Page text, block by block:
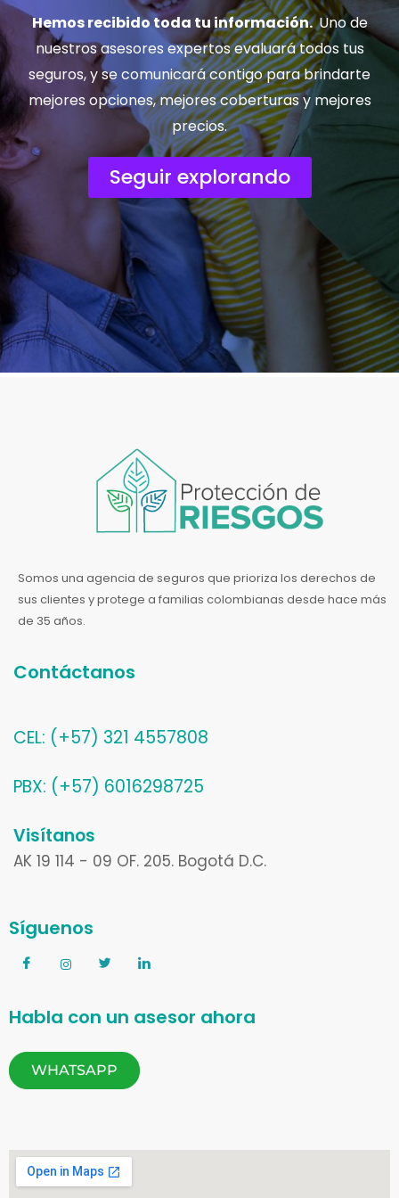
Hemos recibido toda tu información.Uno de
nuestros asesores expertos evaluará todos tus
seguros, y se comunicará contigo para brindarte
mejores opciones, mejores coberturas y mejores
precios.
Seguir explorando
Somos una agencia de seguros que prioriza los derechos de
sus clientes y protege a familias colombianas desde hace más
de 35 años.
Contáctanos
CEL: (+57) 321 4557808
PBX: (+57) 6016298725
Visítanos
AK 19 114 - 09 OF. 205. Bogotá D.C.
Síguenos
Habla con un asesor ahora
WHATSAPP